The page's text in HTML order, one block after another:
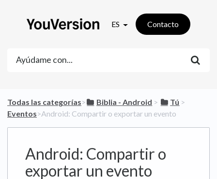
ES Contacto
Todas las categorías​>​ ​Biblia - Android ​ > ​ ​Tú ​ > ​
Eventos​>​ Android: Compartir o exportar un evento
Android: Compartir o
exportar un evento